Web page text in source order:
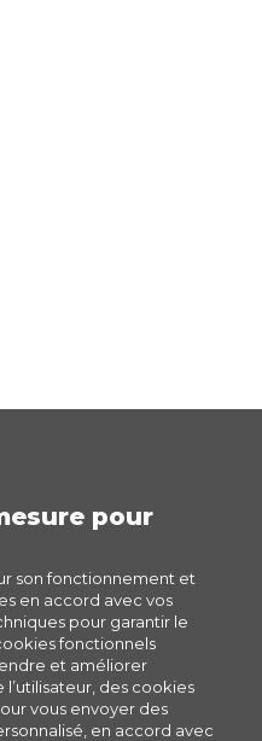
pour
son fonctionnement et
en accord avec vos
pour garantir le
fonctionnels
et améliorer
des cookies
vous envoyer des
en accord avec